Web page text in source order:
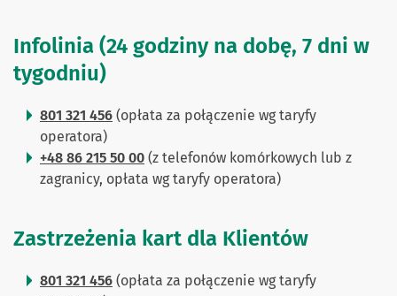
Infolinia (24 godziny na dobę, 7 dni w
tygodniu)
801 321 456 (opłata za połączenie wg taryfy
operatora)
+48 86 215 50 00 (z telefonów komórkowych lub z
zagranicy, opłata wg taryfy operatora)
Zastrzeżenia kart dla Klientów
801 321 456 (opłata za połączenie wg taryfy